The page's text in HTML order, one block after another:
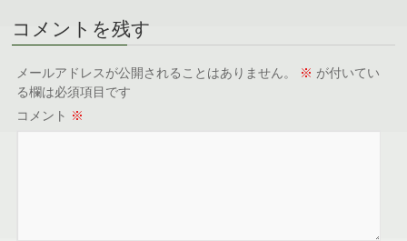
コメントを残す
メールアドレスが公開されることはありません。 ※ が付いてい
る欄は必須項目です
コメント ※